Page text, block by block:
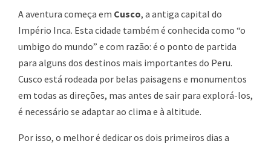
A aventura começa em Cusco, a antiga capital do
Império Inca. Esta cidade também é conhecida como “o
umbigo do mundo” e com razão: é o ponto de partida
para alguns dos destinos mais importantes do Peru.
Cusco está rodeada por belas paisagens e monumentos
em todas as direções, mas antes de sair para explorá-los,
é necessário se adaptar ao clima e à altitude.
Por isso, o melhor é dedicar os dois primeiros dias a